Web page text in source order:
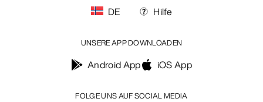
FOLGE UNS AUF SOCIAL MEDIA
DE Hilfe
UNSERE APP DOWNLOADEN
Android App iOS App